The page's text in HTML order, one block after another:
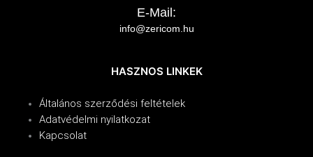
E-Mail:
info@zericom.hu
HASZNOS LINKEK
Általános szerződési feltételek
Adatvédelmi nyilatkozat
Kapcsolat